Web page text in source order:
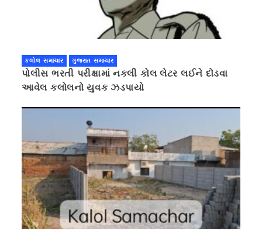
કલોલ સમાચાર ગુજરાત સમાચાર
પોલીસ ભરતી પરીક્ષામાં નકલી કોલ લેટર લઈને દોડવા
આવેલ કલોલનો યુવક ઝડપાયો